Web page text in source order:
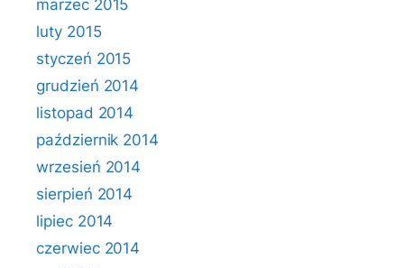
marzec 2015
luty 2015
styczeń 2015
grudzień 2014
listopad 2014
październik 2014
wrzesień 2014
sierpień 2014
lipiec 2014
czerwiec 2014